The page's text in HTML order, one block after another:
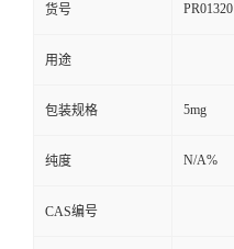
货号 PR01320
用途
包装规格 5mg
纯度 N/A%
CAS编号